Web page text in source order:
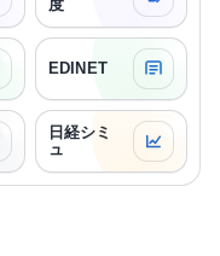
度
EDINET
日経シミ
ュ